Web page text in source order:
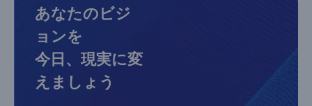
あなたのビジ
ョンを
今日、現実に変
えましょう